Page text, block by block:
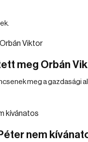
meg Orbán
meg a gazdasági
nem